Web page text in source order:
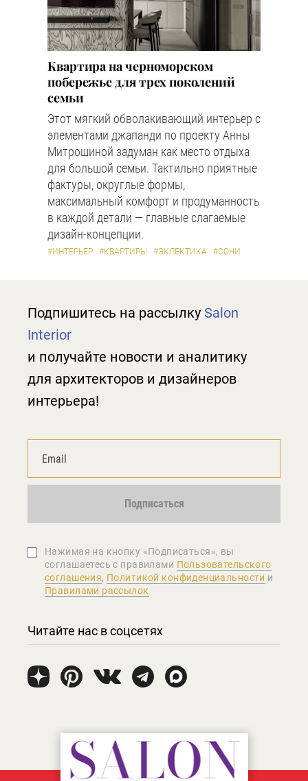
Квартира на черноморском
побережье для трех поколений
семьи
Этот мягкий обволакивающий интерьер с
элементами джапанди по проекту Анны
Митрошиной задуман как место отдыха
для большой семьи. Тактильно приятные
фактуры, округлые формы,
максимальный комфорт и продуманность
в каждой детали — главные слагаемые
дизайн-концепции.
#ИНТЕРЬЕР #КВАРТИРЫ #ЭКЛЕКТИКА #СОЧИ
Подпишитесь на рассылку Salon
Interior
и получайте новости и аналитику
для архитекторов и дизайнеров
интерьера!
Подписаться
Нажимая на кнопку «Подписаться», вы
соглашаетеcь с правилами Пользовательского
соглашения, Политикой конфиденциальности и
Правилами рассылок
Читайте нас в соцсетях